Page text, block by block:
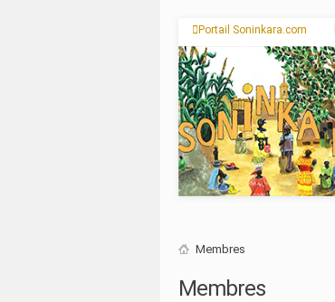
Portail Soninkara.com
Membres
Membres